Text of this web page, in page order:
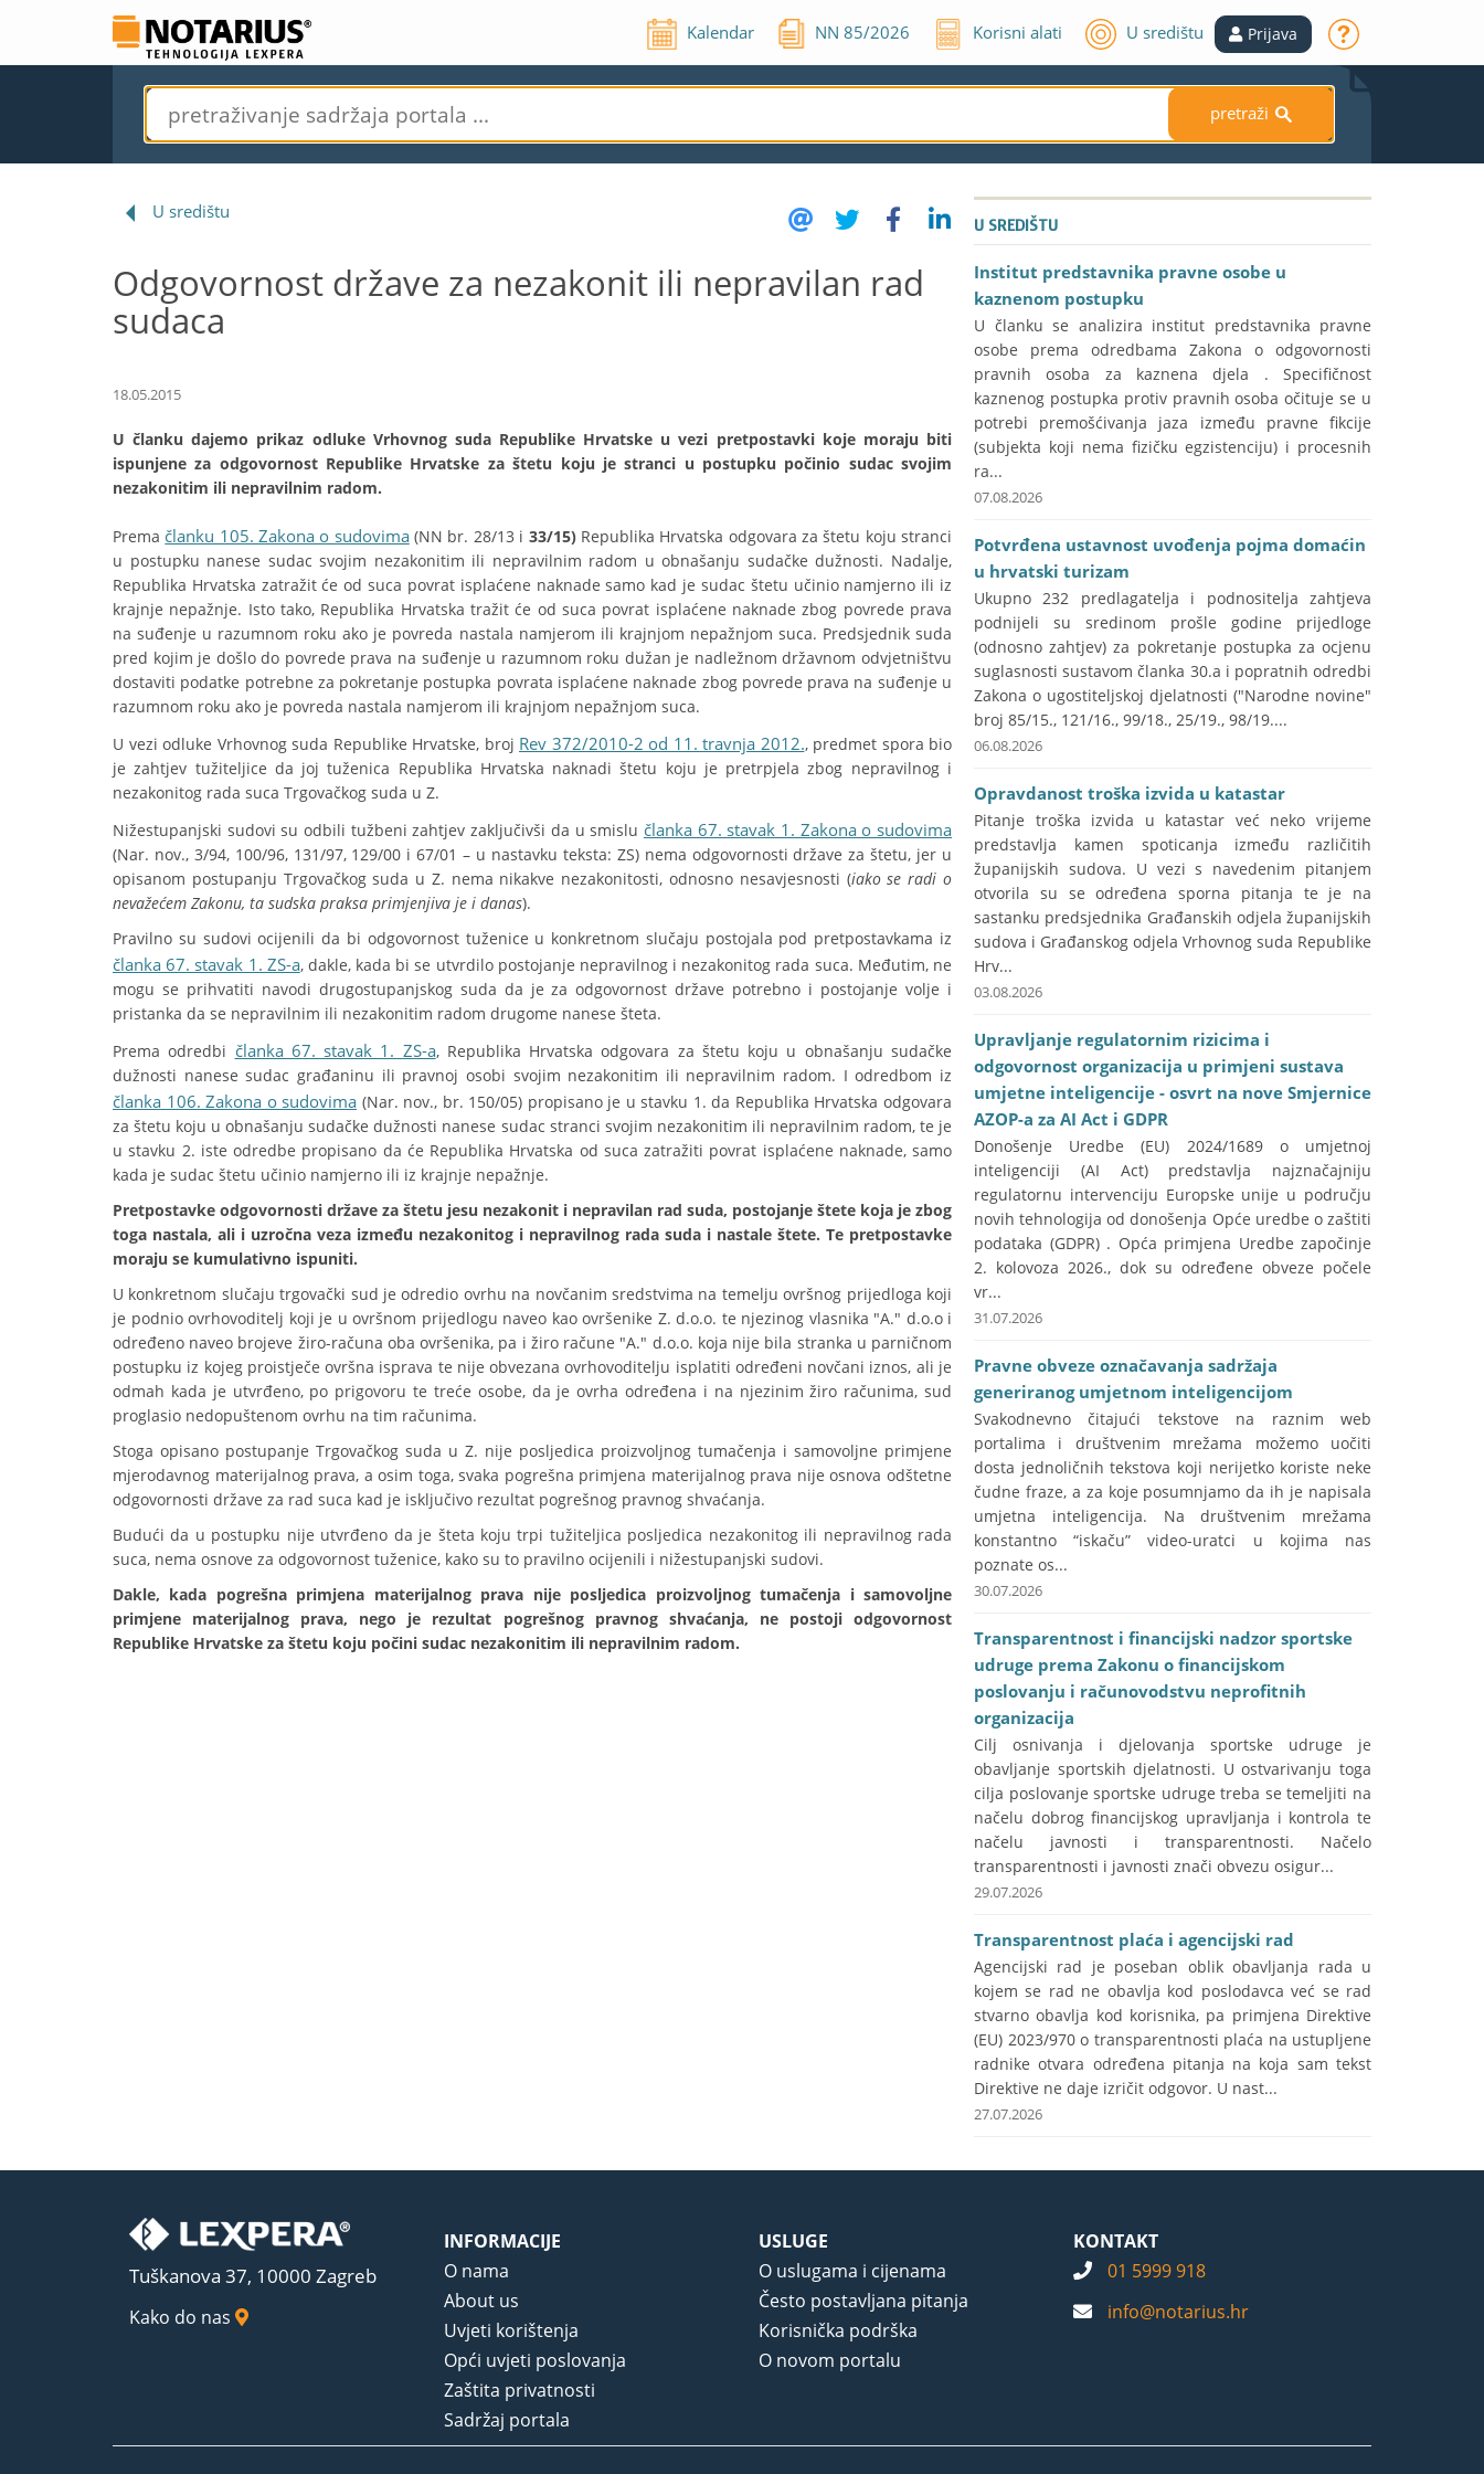
Kalendar NN85/2026 Korisni alati U središtu Prijava
pretraži S
U središtu
Odgovornost države za nezakonit ili nepravilan rad
sudaca
18.05.2015
U članku dajemo prikaz odluke Vrhovnog suda Republike Hrvatske u vezi pretpostavki koje moraju biti
ispunjene za odgovornost Republike Hrvatske za štetu koju je stranci u postupku počinio sudac svojim
nezakonitim ili nepravilnim radom.
Prema članku 105. Zakona o sudovima(NN br. 28/13 i 33/15) Republika Hrvatska odgovara za štetu koju stranci
u postupku nanese sudac svojim nezakonitim ili nepravilnim radom u obnašanju sudačke dužnosti. Nadalje,
Republika Hrvatska zatražit će od suca povrat isplaćene naknade samo kad je sudac štetu učinio namjerno ili iz
krajnje nepažnje. Isto tako, Republika Hrvatska tražit će od suca povrat isplaćene naknade zbog povrede prava
na suđenje u razumnom roku ako je povreda nastala namjerom ili krajnjom nepažnjom suca. Predsjednik suda
pred kojim je došlo do povrede prava na suđenje u razumnom roku dužan je nadležnom državnom odvjetništvu
dostaviti podatke potrebne za pokretanje postupka povrata isplaćene naknade zbog povrede prava na suđenje u
razumnom roku ako je povreda nastala namjerom ili krajnjom nepažnjom suca.
U vezi odluke Vrhovnog suda Republike Hrvatske, broj Rev 372/2010-2 od 11. travnja 2012., predmet spora bio
je zahtjev tužiteljice da joj tuženica Republika Hrvatska naknadi štetu koju je pretrpjela zbog nepravilnog i
nezakonitog rada suca Trgovačkog suda u Z.
Nižestupanjski sudovi su odbili tužbeni zahtjev zaključivši da u smislu članka 67. stavak 1. Zakona o sudovima
(Nar. nov., 3/94, 100/96, 131/97, 129/00 i 67/01 – u nastavku teksta: ZS) nema odgovornosti države za štetu, jer u
opisanom postupanju Trgovačkog suda u Z. nema nikakve nezakonitosti, odnosno nesavjesnosti (iako se radi o
nevažećem Zakonu, ta sudska praksa primjenjiva je i danas).
Pravilno su sudovi ocijenili da bi odgovornost tuženice u konkretnom slučaju postojala pod pretpostavkama iz
članka 67. stavak 1. ZS-a, dakle, kada bi se utvrdilo postojanje nepravilnog i nezakonitog rada suca. Međutim, ne
mogu se prihvatiti navodi drugostupanjskog suda da je za odgovornost države potrebno i postojanje volje i
pristanka da se nepravilnim ili nezakonitim radom drugome nanese šteta.
Prema odredbi članka 67. stavak 1. ZS-a, Republika Hrvatska odgovara za štetu koju u obnašanju sudačke
dužnosti nanese sudac građaninu ili pravnoj osobi svojim nezakonitim ili nepravilnim radom. I odredbom iz
članka 106. Zakona o sudovima (Nar. nov., br. 150/05) propisano je u stavku 1. da Republika Hrvatska odgovara
za štetu koju u obnašanju sudačke dužnosti nanese sudac stranci svojim nezakonitim ili nepravilnim radom, te je
u stavku 2. iste odredbe propisano da će Republika Hrvatska od suca zatražiti povrat isplaćene naknade, samo
kada je sudac štetu učinio namjerno ili iz krajnje nepažnje.
Pretpostavke odgovornosti države za štetu jesu nezakonit i nepravilan rad suda, postojanje štete koja je zbog
toga nastala, ali i uzročna veza između nezakonitog i nepravilnog rada suda i nastale štete. Te pretpostavke
moraju se kumulativno ispuniti.
U konkretnom slučaju trgovački sud je odredio ovrhu na novčanim sredstvima na temelju ovršnog prijedloga koji
je podnio ovrhovoditelj koji je u ovršnom prijedlogu naveo kao ovršenike Z. d.o.o. te njezinog vlasnika "A." d.o.o i
određeno naveo brojeve žiro-računa oba ovršenika, pa i žiro račune "A." d.o.o. koja nije bila stranka u parničnom
postupku iz kojeg proistječe ovršna isprava te nije obvezana ovrhovoditelju isplatiti određeni novčani iznos, ali je
odmah kada je utvrđeno, po prigovoru te treće osobe, da je ovrha određena i na njezinim žiro računima, sud
proglasio nedopuštenom ovrhu na tim računima.
Stoga opisano postupanje Trgovačkog suda u Z. nije posljedica proizvoljnog tumačenja i samovoljne primjene
mjerodavnog materijalnog prava, a osim toga, svaka pogrešna primjena materijalnog prava nije osnova odštetne
odgovornosti države za rad suca kad je isključivo rezultat pogrešnog pravnog shvaćanja.
Budući da u postupku nije utvrđeno da je šteta koju trpi tužiteljica posljedica nezakonitog ili nepravilnog rada
suca, nema osnove za odgovornost tuženice, kako su to pravilno ocijenili i nižestupanjski sudovi.
Dakle, kada pogrešna primjena materijalnog prava nije posljedica proizvoljnog tumačenja i samovoljne
primjene materijalnog prava, nego je rezultat pogrešnog pravnog shvaćanja, ne postoji odgovornost
Republike Hrvatske za štetu koju počini sudac nezakonitim ili nepravilnim radom.
U SREDIŠTU
Institut predstavnika pravne osobe u
kaznenom postupku
U članku se analizira institut predstavnika pravne
osobe prema odredbama Zakona o odgovornosti
pravnih osoba za kaznena djela . Specifičnost
kaznenog postupka protiv pravnih osoba očituje se u
potrebi premošćivanja jaza između pravne fikcije
(subjekta koji nema fizičku egzistenciju) i procesnih
ra...
07.08.2026
Potvrđena ustavnost uvođenja pojma domaćin
u hrvatski turizam
Ukupno 232 predlagatelja i podnositelja zahtjeva
podnijeli su sredinom prošle godine prijedloge
(odnosno zahtjev) za pokretanje postupka za ocjenu
suglasnosti sustavom članka 30.a i popratnih odredbi
Zakona o ugostiteljskoj djelatnosti ("Narodne novine"
broj 85/15., 121/16., 99/18., 25/19., 98/19....
06.08.2026
Opravdanost troška izvida u katastar
Pitanje troška izvida u katastar već neko vrijeme
predstavlja kamen spoticanja između različitih
županijskih sudova. U vezi s navedenim pitanjem
otvorila su se određena sporna pitanja te je na
sastanku predsjednika Građanskih odjela županijskih
sudova i Građanskog odjela Vrhovnog suda Republike
Hrv...
03.08.2026
Upravljanje regulatornim rizicima i
odgovornost organizacija u primjeni sustava
umjetne inteligencije - osvrt na nove Smjernice
AZOP-a za AI Act i GDPR
Donošenje Uredbe (EU) 2024/1689 o umjetnoj
inteligenciji (AI Act) predstavlja najznačajniju
regulatornu intervenciju Europske unije u području
novih tehnologija od donošenja Opće uredbe o zaštiti
podataka (GDPR) . Opća primjena Uredbe započinje
2. kolovoza 2026., dok su određene obveze počele
vr...
31.07.2026
Pravne obveze označavanja sadržaja
generiranog umjetnom inteligencijom
Svakodnevno čitajući tekstove na raznim web
portalima i društvenim mrežama možemo uočiti
dosta jednoličnih tekstova koji nerijetko koriste neke
čudne fraze, a za koje posumnjamo da ih je napisala
umjetna inteligencija. Na društvenim mrežama
konstantno “iskaču” video-uratci u kojima nas
poznate os...
30.07.2026
Transparentnost i financijski nadzor sportske
udruge prema Zakonu o financijskom
poslovanju i računovodstvu neprofitnih
organizacija
Cilj osnivanja i djelovanja sportske udruge je
obavljanje sportskih djelatnosti. U ostvarivanju toga
cilja poslovanje sportske udruge treba se temeljiti na
načelu dobrog financijskog upravljanja i kontrola te
načelu javnosti i transparentnosti. Načelo
transparentnosti i javnosti znači obvezu osigur...
29.07.2026
Transparentnost plaća i agencijski rad
Agencijski rad je poseban oblik obavljanja rada u
kojem se rad ne obavlja kod poslodavca već se rad
stvarno obavlja kod korisnika, pa primjena Direktive
(EU) 2023/970 o transparentnosti plaća na ustupljene
radnike otvara određena pitanja na koja sam tekst
Direktive ne daje izričit odgovor. U nast...
27.07.2026
Tuškanova 37, 10000 Zagreb
Kako do nas
INFORMACIJE
O nama
About us
Uvjeti korištenja
Opći uvjeti poslovanja
Zaštita privatnosti
Sadržaj portala
USLUGE
O uslugama i cijenama
Često postavljana pitanja
Korisnička podrška
O novom portalu
KONTAKT
01 5999 918
info@notarius.hr